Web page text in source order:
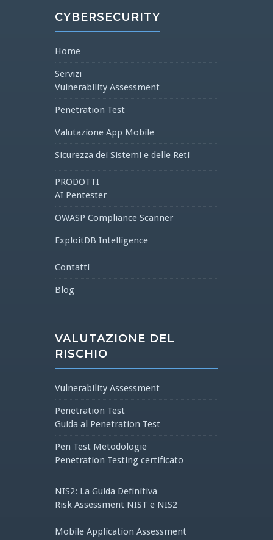
CYBERSECURITY
Home
Servizi
Vulnerability Assessment
Penetration Test
Valutazione App Mobile
Sicurezza dei Sistemi e delle Reti
PRODOTTI
AI Pentester
OWASP Compliance Scanner
ExploitDB Intelligence
Contatti
Blog
VALUTAZIONE DEL
RISCHIO
Vulnerability Assessment
Penetration Test
Guida al Penetration Test
Pen Test Metodologie
Penetration Testing certificato
NIS2: La Guida Definitiva
Risk Assessment NIST e NIS2
Mobile Application Assessment